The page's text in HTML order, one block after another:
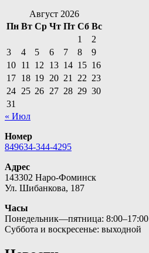
Август 2026
Пн Вт Ср Чт Пт Сб Вс
1
2
3
4 5 6 7 8
9
10 11 12 13 14 15 16
17 18 19 20 21 22 23
24 25 26 27 28 29 30
31
« Июл
Номер
849634-344-4295
Адрес
143302 Наро-Фоминск
Ул. Шибанкова, 187
Часы
Понедельник—пятница: 8:00–17:00
Суббота и воскресенье: выходной